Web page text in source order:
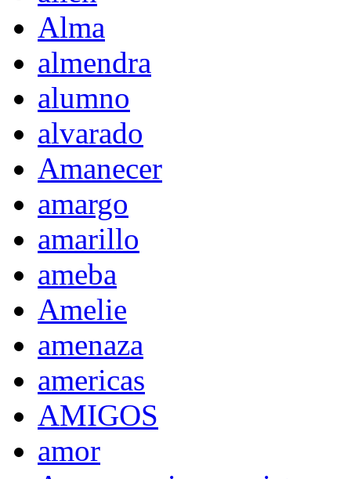
Alma
almendra
alumno
alvarado
Amanecer
amargo
amarillo
ameba
Amelie
amenaza
americas
AMIGOS
amor